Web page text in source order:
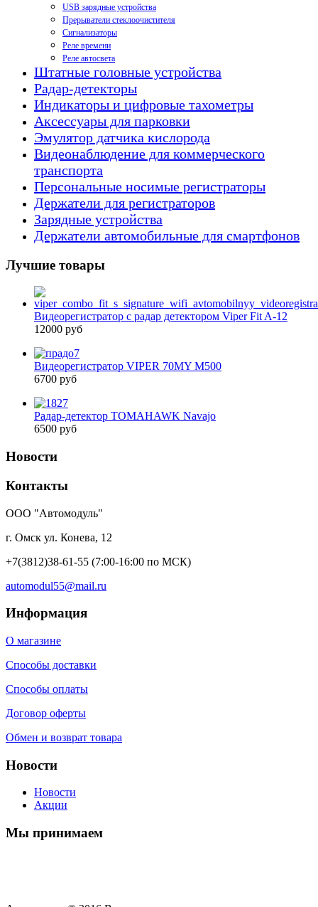
USB зарядные устройства
Прерыватели стеклоочистителя
Сигнализаторы
Реле времени
Реле автосвета
Штатные головные устройства
Радар-детекторы
Индикаторы и цифровые тахометры
Аксессуары для парковки
Эмулятор датчика кислорода
Видеонаблюдение для коммерческого
транспорта
Персональные носимые регистраторы
Держатели для регистраторов
Зарядные устройства
Держатели автомобильные для смартфонов
Лучшие товары
Видеорегистратор с радар детектором Viper Fit A-12
12000 руб
Видеорегистратор VIPER 70MY M500
6700 руб
Радар-детектор TOMAHAWK Navajo
6500 руб
Новости
Контакты
ООО "Автомодуль"
г. Омск ул. Конева, 12
+7(3812)38-61-55 (7:00-16:00 по МСК)
automodul55@mail.ru
Информация
О магазине
Способы доставки
Способы оплаты
Договор оферты
Обмен и возврат товара
Новости
Новости
Акции
Мы принимаем